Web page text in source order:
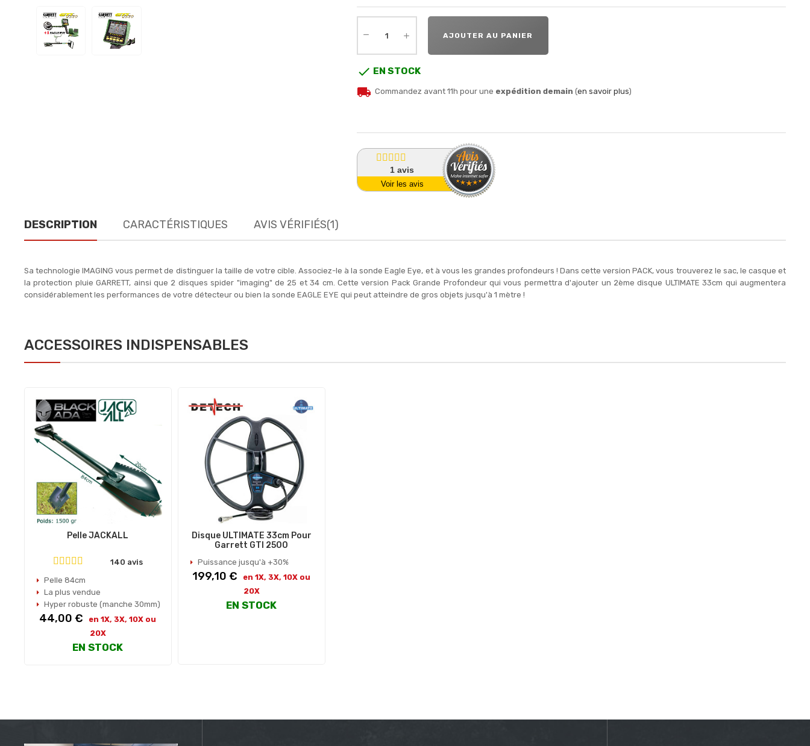
AJOUTER AU PANIER
 EN STOCK
local_shipping Commandez avant 11h pour une expédition demain (en savoir plus)
1 avis
Voir les avis
DESCRIPTION CARACTÉRISTIQUES AVIS VÉRIFIÉS(1)
Sa technologie IMAGING vous permet de distinguer la taille de votre cible. Associez-le à la sonde Eagle Eye, et à vous les grandes profondeurs ! Dans cette version PACK, vous trouverez le sac, le casque et
la protection pluie GARRETT, ainsi que 2 disques spider "imaging" de 25 et 34 cm. Cette version Pack Grande Profondeur qui vous permettra d'ajouter un 2ème disque ULTIMATE 33cm qui augmentera
considérablement les performances de votre détecteur ou bien la sonde EAGLE EYE qui peut atteindre de gros objets jusqu'à 1 mètre !
ACCESSOIRES INDISPENSABLES
Pelle JACKALL
140 avis
Pelle 84cm
La plus vendue
Hyper robuste (manche 30mm)
Prix
44,00 €
en 1X, 3X, 10X ou
20X
EN STOCK
Disque ULTIMATE 33cm Pour
Garrett GTI 2500
Puissance jusqu'à +30%
Prix
199,10 €
en 1X, 3X, 10X ou
20X
EN STOCK